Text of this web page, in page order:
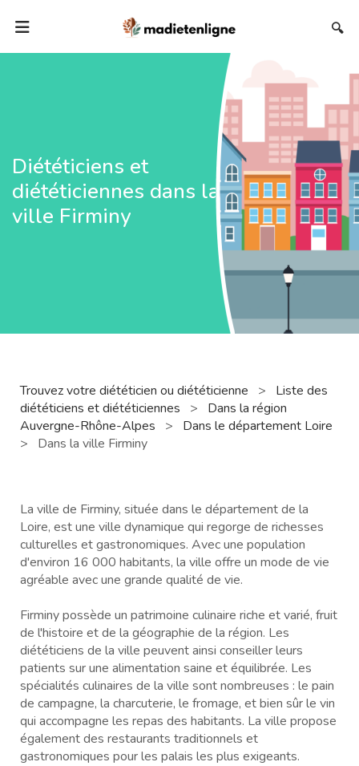
🔍
Diététiciens et
diététiciennes dans la
ville Firminy
Trouvez votre diététicien ou diététicienne >
Liste des
diététiciens et diététiciennes
>
Dans la région
Auvergne-Rhône-Alpes
>
Dans le département Loire
>
Dans la ville Firminy
La ville de Firminy, située dans le département de la
Loire, est une ville dynamique qui regorge de richesses
culturelles et gastronomiques. Avec une population
d'environ 16 000 habitants, la ville offre un mode de vie
agréable avec une grande qualité de vie.
Firminy possède un patrimoine culinaire riche et varié, fruit
de l'histoire et de la géographie de la région. Les
diététiciens de la ville peuvent ainsi conseiller leurs
patients sur une alimentation saine et équilibrée. Les
spécialités culinaires de la ville sont nombreuses : le pain
de campagne, la charcuterie, le fromage, et bien sûr le vin
qui accompagne les repas des habitants. La ville propose
également des restaurants traditionnels et
gastronomiques pour les palais les plus exigeants.